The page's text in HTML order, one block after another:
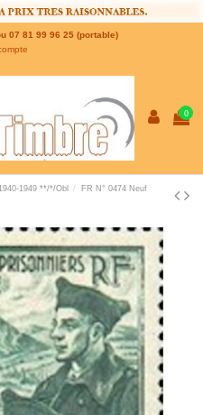
07 81 99 96 25 (portable)
0
1949 **/*/Obl
FR N° 0474 Neuf